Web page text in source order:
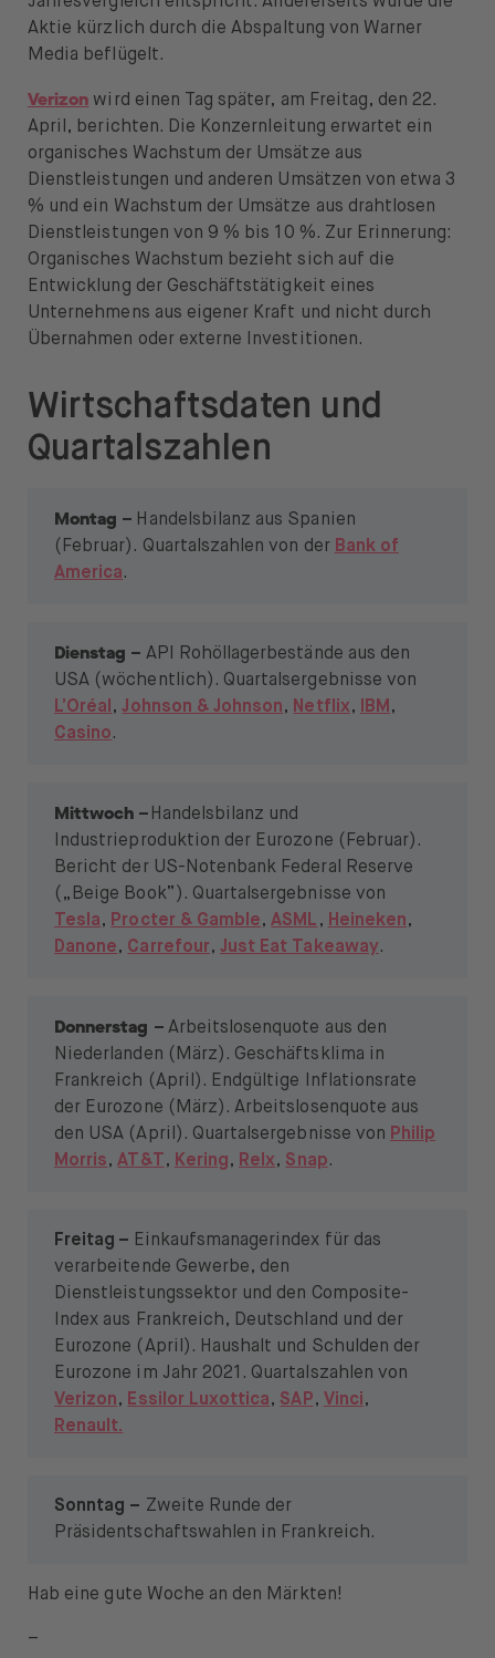
Aktie kürzlich durch die Abspaltung von Warner
Media beflügelt.
Verizon wird einen Tag später, am Freitag, den 22.
April, berichten. Die Konzernleitung erwartet ein
organisches Wachstum der Umsätze aus
Dienstleistungen und anderen Umsätzen von etwa 3
% und ein Wachstum der Umsätze aus drahtlosen
Dienstleistungen von 9 % bis 10 %. Zur Erinnerung:
Organisches Wachstum bezieht sich auf die
Entwicklung der Geschäftstätigkeit eines
Unternehmens aus eigener Kraft und nicht durch
Übernahmen oder externe Investitionen.
Wirtschaftsdaten und
Quartalszahlen
Montag – Handelsbilanz aus Spanien
(Februar). Quartalszahlen von der Bank of
America.
Dienstag – API Rohöllagerbestände aus den
USA (wöchentlich). Quartalsergebnisse von
L’Oréal,Johnson & Johnson, Netflix, IBM,
Casino.
Mittwoch – Handelsbilanz und
Industrieproduktion der Eurozone (Februar).
Bericht der US-Notenbank Federal Reserve
(„Beige Book“). Quartalsergebnisse von
Tesla, Procter & Gamble,ASML , Heineken,
Danone, Carrefour, Just Eat Takeaway.
Donnerstag – Arbeitslosenquote aus den
Niederlanden (März). Geschäftsklima in
Frankreich (April). Endgültige Inflationsrate
der Eurozone (März). Arbeitslosenquote aus
den USA (April). Quartalsergebnisse von Philip
Morris,AT&T , Kering, Relx, Snap.
Freitag – Einkaufsmanagerindex für das
verarbeitende Gewerbe, den
Dienstleistungssektor und den Composite-
Index aus Frankreich, Deutschland und der
Eurozone (April). Haushalt und Schulden der
Eurozone im Jahr 2021. Quartalszahlen von
Verizon, Essilor Luxottica, SAP, Vinci,
Renault.
Sonntag – Zweite Runde der
Präsidentschaftswahlen in Frankreich.
Hab eine gute Woche an den Märkten!
–